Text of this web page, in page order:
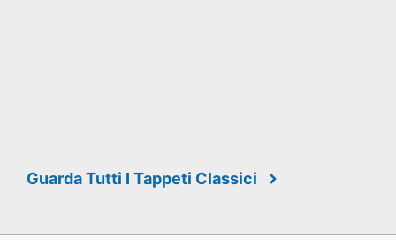
Guarda Tutti I Tappeti Classici